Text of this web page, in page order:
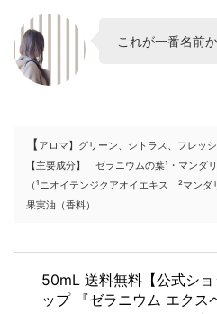
これが一番名前
【 アロマ】グリーン、シトラス、フレッ
【主要成分】 ゼラニウムの葉¹・マンダ
（¹ニオイテンジクアオイエキス ²マン
果実油（香料）
50mL 送料無料【公式シ
ップ 『ゼラニウム エクス